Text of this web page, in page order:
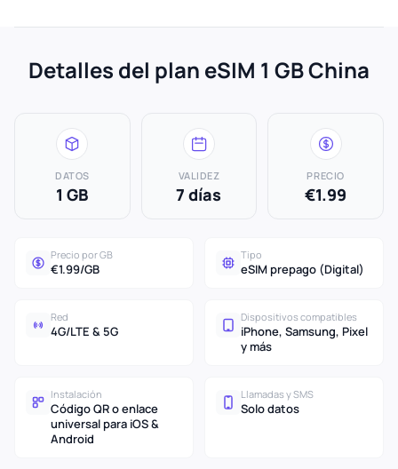
Detalles del plan eSIM 1 GB China
DATOS
1 GB
VALIDEZ
7 días
PRECIO
€1.99
Precio por GB
€1.99/GB
Tipo
eSIM prepago (Digital)
Red
4G/LTE & 5G
Dispositivos compatibles
iPhone, Samsung, Pixel
y más
Instalación
Código QR o enlace
universal para iOS &
Android
Llamadas y SMS
Solo datos